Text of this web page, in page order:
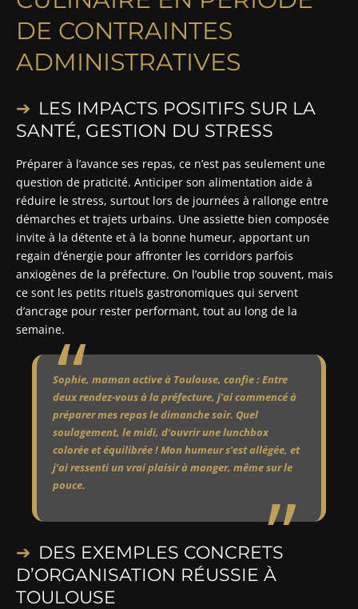
DE CONTRAINTES
ADMINISTRATIVES
LES IMPACTS POSITIFS SUR LA
SANTÉ, GESTION DU STRESS
Préparer à l’avance ses repas, ce n’est pas seulement une
question de praticité. Anticiper son alimentation aide à
réduire le stress, surtout lors de journées à rallonge entre
démarches et trajets urbains. Une assiette bien composée
invite à la détente et à la bonne humeur, apportant un
regain d’énergie pour affronter les corridors parfois
anxiogènes de la préfecture. On l’oublie trop souvent, mais
ce sont les petits rituels gastronomiques qui servent
d’ancrage pour rester performant, tout au long de la
semaine.
Sophie, maman active à Toulouse, confie : Entre
deux rendez-vous à la préfecture, j’ai commencé à
préparer mes repas le dimanche soir. Quel
soulagement, le midi, d’ouvrir une lunchbox
colorée et équilibrée ! Mon humeur s’est allégée, et
j’ai ressenti un vrai plaisir à manger, même sur le
pouce.
DES EXEMPLES CONCRETS
D’ORGANISATION RÉUSSIE À
TOULOUSE